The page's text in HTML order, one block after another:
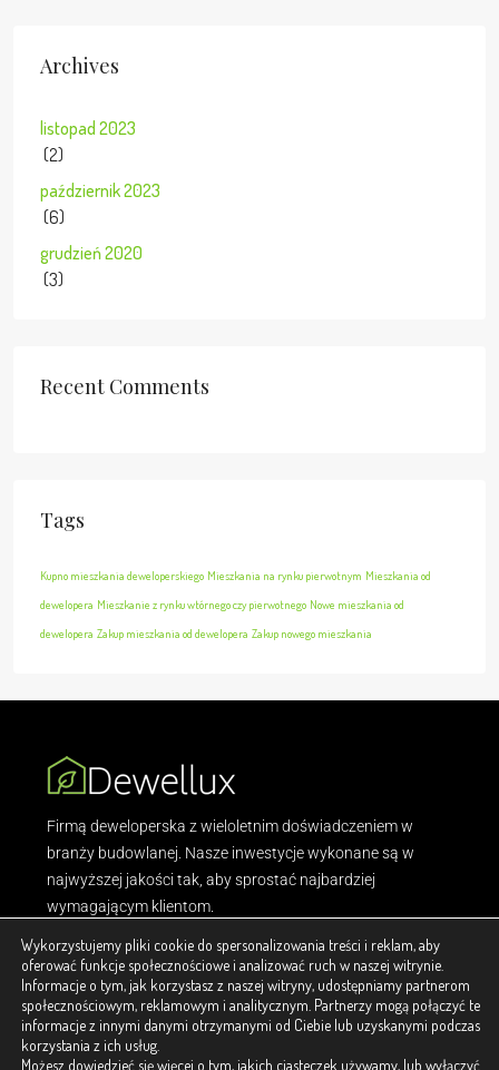
Archives
listopad 2023
(2)
październik 2023
(6)
grudzień 2020
(3)
Recent Comments
Tags
Kupno mieszkania deweloperskiego Mieszkania na rynku pierwotnym Mieszkania od
dewelopera Mieszkanie z rynku wtórnego czy pierwotnego Nowe mieszkania od
dewelopera Zakup mieszkania od dewelopera Zakup nowego mieszkania
Firmą deweloperska z wieloletnim doświadczeniem w
branży budowlanej. Nasze inwestycje wykonane są w
najwyższej jakości tak, aby sprostać najbardziej
wymagającym klientom.
Odkryj
Jaki styl?
Wykorzystujemy pliki cookie do spersonalizowania treści i reklam, aby
oferować funkcje społecznościowe i analizować ruch w naszej witrynie.
Informacje o tym, jak korzystasz z naszej witryny, udostępniamy partnerom
społecznościowym, reklamowym i analitycznym. Partnerzy mogą połączyć te
informacje z innymi danymi otrzymanymi od Ciebie lub uzyskanymi podczas
korzystania z ich usług.
Możesz dowiedzieć się więcej o tym, jakich ciasteczek używamy, lub wyłączyć